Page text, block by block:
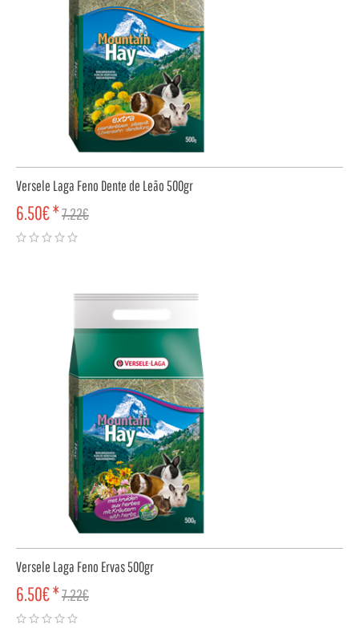
Versele Laga Feno Dente de Leão 500gr
6.50€ *7.22€
Versele Laga Feno Ervas 500gr
6.50€ *7.22€